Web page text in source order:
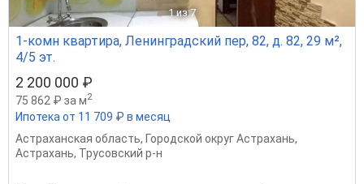
1 из 7
1-комн квартира, Ленинградский пер, 82, д. 82, 29 м²,
4/5 эт.
2 200 000 ₽
75 862 ₽ за м2
Ипотека от 11 709 ₽ в месяц
Астраханская область, Городской округ Астрахань,
Астрахань, Трусовский р-н